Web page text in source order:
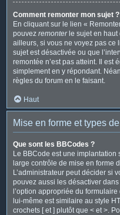
Comment remonter mon sujet ?
En cliquant sur le lien «
pouvez remonterle sujet en haut
ailleurs, si vous ne voyez pas ce
sujet est désactivée ou que
remontée n’est pas atteint. Il est
simplement en y répondant.
règles du forum en le faisant.
Haut
Mise en forme et types
Que sont les BBCodes ?
Le BBCode est une
large contrôle de mise en forme
L’administrateur peut décider si
pouvez aussi les désactiver
l’option appropriée du
lui-même est similaire au style
crochets [ et ] plutôt que < et >.